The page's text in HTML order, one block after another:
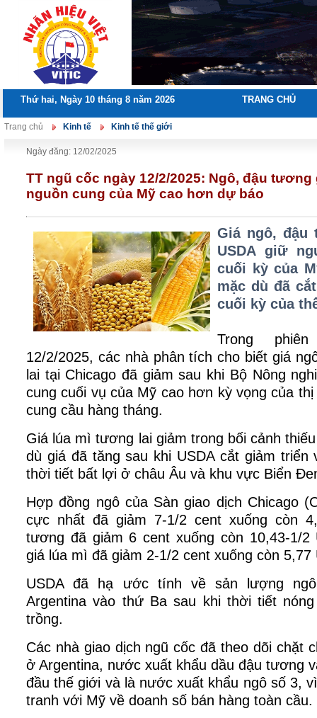
Thứ hai, Ngày 10 tháng 8 năm 2026 TRANG CHỦ
Trang chủ Kinh tế Kinh tế thế giới
Ngày đăng: 12/02/2025
TT ngũ cốc ngày 12/2/2025: Ngô, đậu tương
nguồn cung của Mỹ cao hơn dự báo
Giá ngô, đậu
USDA giữ
cuối kỳ của
mặc dù đã
cuối kỳ của
Trong
12/2/2025, các nhà phân tích cho biết giá
lai tại Chicago đã giảm sau khi Bộ Nông
cung cuối vụ của Mỹ cao hơn kỳ vọng của
cung cầu hàng tháng.
Giá lúa mì tương lai giảm trong bối cảnh
dù giá đã tăng sau khi USDA cắt giảm triển
thời tiết bất lợi ở châu Âu và khu vực Biển
Hợp đồng ngô của Sàn giao dịch Chicago
cực nhất đã giảm 7-1/2 cent xuống còn
tương đã giảm 6 cent xuống còn 10,43-1/2
giá lúa mì đã giảm 2-1/2 cent xuống còn 5,77
USDA đã hạ ước tính về sản lượng
Argentina vào thứ Ba sau khi thời tiết
trồng.
Các nhà giao dịch ngũ cốc đã theo dõi chặt
ở Argentina, nước xuất khẩu dầu đậu tương
đầu thế giới và là nước xuất khẩu ngô số 3,
tranh với Mỹ về doanh số bán hàng toàn cầu.